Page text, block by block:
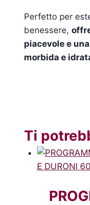
Perfetto per
benessere,
piacevole e
morbida e
Ti